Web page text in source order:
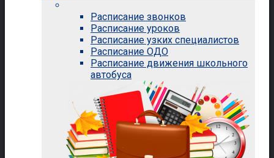
Расписание звонков
Расписание уроков
Расписание узких специалистов
Расписание ОДО
Расписание движения школьного
автобуса